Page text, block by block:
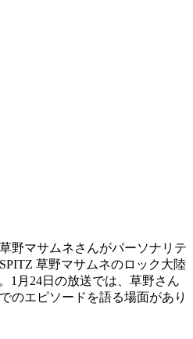
野マサムネさんがパーソナリテ
草野マサムネのロック大陸
1月24日の放送では、草野さん
のエピソードを語る場面があり